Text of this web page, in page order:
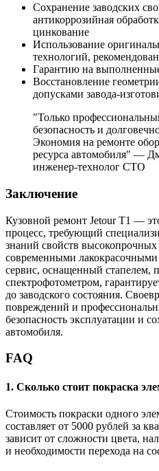
Сохранение заводских
антикоррозийная
цинкование
Использование
технологий,
Гарантию на
Восстановление
допусками завода-
"Только
безопасность и
Экономия на ремонте
ресурса автомобиля" —
инженер-технолог СТО
Заключение
Кузовной ремонт Jetour T1 —
процесс, требующий
знаний свойств
современными
сервис, оснащенный стапелем,
спектрофотометром,
до заводского состояния.
повреждений и
безопасность эксплуатации и
автомобиля.
FAQ
1. Сколько стоит покраска
Стоимость покраски одного
составляет от 5000 рублей за
зависит от сложности цвета,
и необходимости перехода на